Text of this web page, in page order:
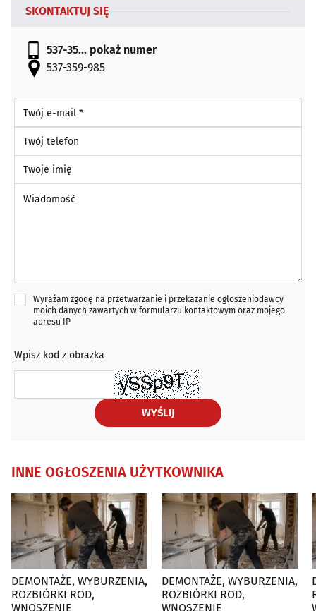
SKONTAKTUJ SIĘ
537-35... pokaż numer
537-359-985
Twój e-mail *
Twój telefon
Twoje imię
Wyrażam zgodę na przetwarzanie i przekazanie ogłoszeniodawcy
moich danych zawartych w formularzu kontaktowym oraz mojego
adresu IP
Wpisz kod z obrazka
WYŚLIJ
INNE OGŁOSZENIA UŻYTKOWNIKA
DEMONTAŻE, WYBURZENIA,
ROZBIÓRKI ROD,
WNOSZENIE
DEMONTAŻE, WYBURZENIA,
ROZBIÓRKI ROD,
WNOSZENIE